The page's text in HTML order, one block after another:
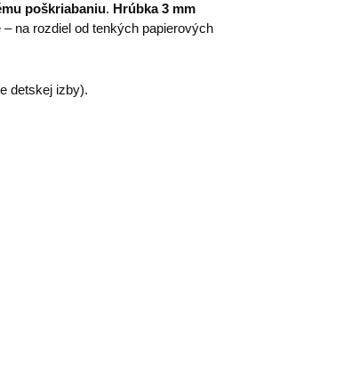
poškriabaniu. Hrúbka 3 mm
na rozdiel od tenkých papierových
detskej izby).